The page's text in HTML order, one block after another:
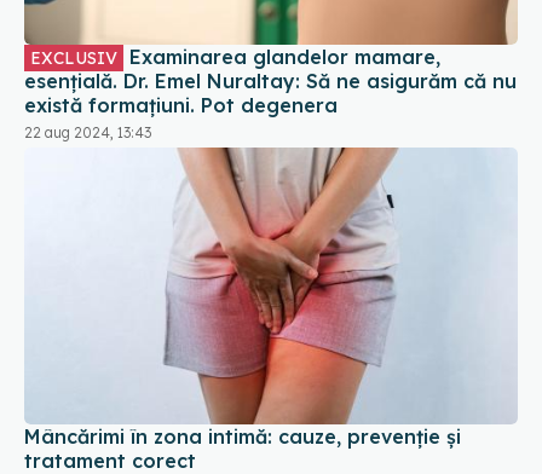
EXCLUSIV
esențială. Dr. Emel Nuraltay: Să ne asigurăm că nu
există formațiuni. Pot degenera
22 aug 2024, 13:43
Mâncărimi în zona intimă: cauze, prevenție și
tratament corect